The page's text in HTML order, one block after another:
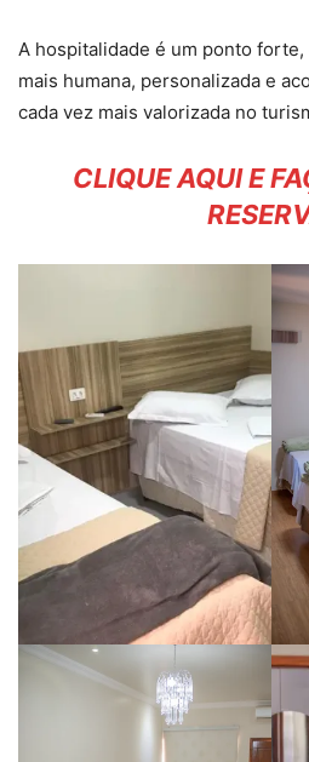
A hospitalidade é um ponto
mais humana, personalizada e
cada vez mais valorizada no
CLIQUE AQUI E